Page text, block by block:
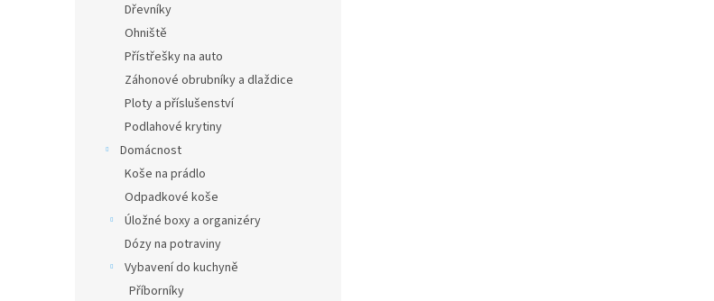
Dřevníky
Ohniště
Přístřešky na auto
Záhonové obrubníky a dlaždice
Ploty a příslušenství
Podlahové krytiny
Domácnost
Koše na prádlo
Odpadkové koše
Úložné boxy a organizéry
Dózy na potraviny
Vybavení do kuchyně
Příborníky